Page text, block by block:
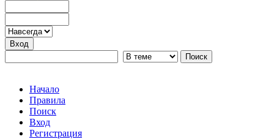
Начало
Правила
Поиск
Вход
Регистрация